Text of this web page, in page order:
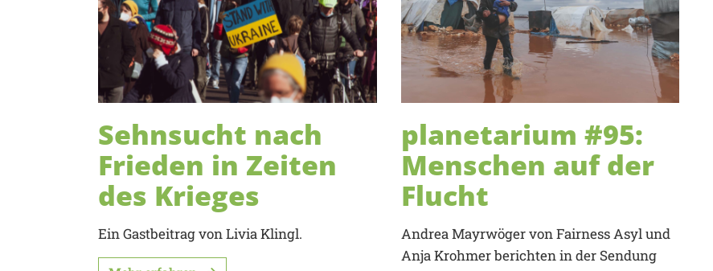
Sehnsucht nach
Frieden in Zeiten
des Krieges
Ein Gastbeitrag von Livia Klingl.
planetarium #95:
Menschen auf der
Flucht
Andrea Mayrwöger von Fairness Asyl und
Anja Krohmer berichten in der Sendung